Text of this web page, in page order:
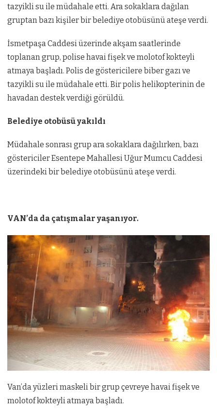
tazyikli su ile müdahale etti. Ara sokaklara dağılan
gruptan bazı kişiler bir belediye otobüsünü ateşe verdi.
İsmetpaşa Caddesi üzerinde akşam saatlerinde
toplanan grup, polise havai fişek ve molotof kokteyli
atmaya başladı. Polis de göstericilere biber gazı ve
tazyikli su ile müdahale etti. Bir polis helikopterinin de
havadan destek verdiği görüldü.
Belediye otobüsü yakıldı
Müdahale sonrası grup ara sokaklara dağılırken, bazı
göstericiler Esentepe Mahallesi Uğur Mumcu Caddesi
üzerindeki bir belediye otobüsünü ateşe verdi.
VAN’da da çatışmalar yaşanıyor.
Van’da yüzleri maskeli bir grup çevreye havai fişek ve
molotof kokteyli atmaya başladı.